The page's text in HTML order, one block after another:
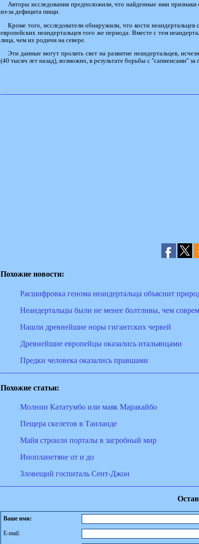
Авторы исследования предположили, что найденные ими признаки
из-за дефицита пищи.
Кроме того, исследователи обнаружили, что кости
европейских неандертальцев того же периода. Вместе с тем
лица, чем их родичи на севере.
Эти данные могут пролить свет на развитие неандертальцев,
(40 тысяч лет назад), возможно, в результате борьбы с "сапиенсами" за
Похожие новости:
Расшифровка генома неандертальца объяснит
Неандертальцы были не менее болтливы, чем
Нашли древнейшие норы гигантских червей
Древнейшие европейцы оказались итальянцами
Предки человека оказались правшами
Похожие статьи:
Молнии Кататумбо или маяк Маракайбо
Пещера скелетов в Таиланде
Майя строили порталы в загробный мир
Инопланетяне от и до
Зловещий госпиталь Сент-Джон
Ваше имя:
E-mail: